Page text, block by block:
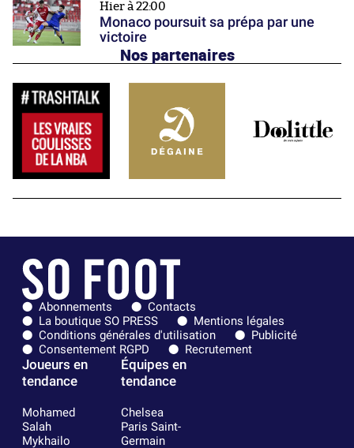
Hier à 22:00
Monaco poursuit sa prépa par une
victoire
Nos partenaires
Abonnements
Contacts
La boutique SO PRESS
Mentions légales
Conditions générales d'utilisation
Publicité
Consentement RGPD
Recrutement
Joueurs en
tendance
Mohamed
Salah
Mykhailo
Équipes en
tendance
Chelsea
Paris Saint-
Germain